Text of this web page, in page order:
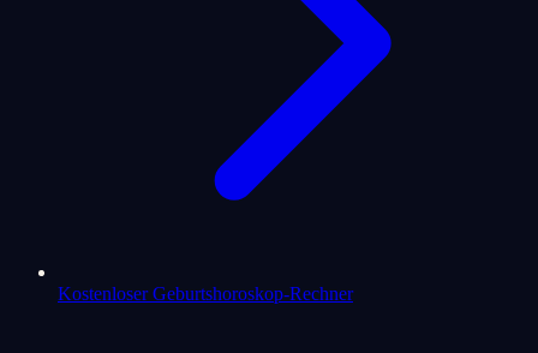
Kostenloser Geburtshoroskop-Rechner